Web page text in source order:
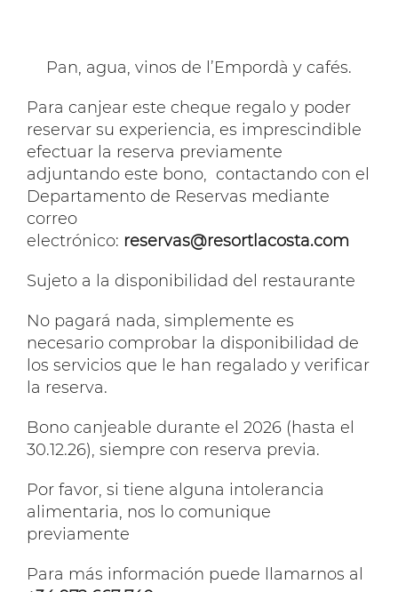
Pan, agua, vinos de l’Empordà y cafés.
Para canjear este cheque regalo y poder
reservar su experiencia, es imprescindible
efectuar la reserva previamente
adjuntando este bono, contactando con el
Departamento de Reservas mediante
correo
electrónico: reservas@resortlacosta.com
Sujeto a la disponibilidad del restaurante
No pagará nada, simplemente es
necesario comprobar la disponibilidad de
los servicios que le han regalado y verificar
la reserva.
Bono canjeable durante el 2026 (hasta el
30.12.26), siempre con reserva previa.
Por favor, si tiene alguna intolerancia
alimentaria, nos lo comunique
previamente
Para más información puede llamarnos al